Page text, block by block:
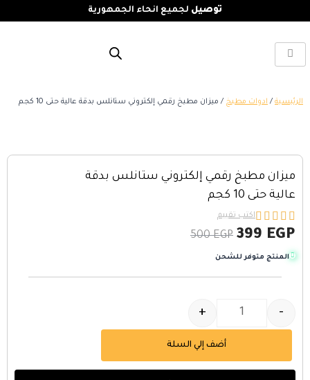
توصيل لجميع انحاء الجمهورية
الرئيسية / ادوات مطبخ / ميزان مطبخ رقمي إلكتروني ستانلس بدقة عالية حتى 10 كجم
ميزان مطبخ رقمي إلكتروني ستانلس بدقة
عالية حتى 10 كجم




اكتب تقييم
500EGP 399 EGP
المنتج متوفر للشحن
-
+
أضف إلي السلة